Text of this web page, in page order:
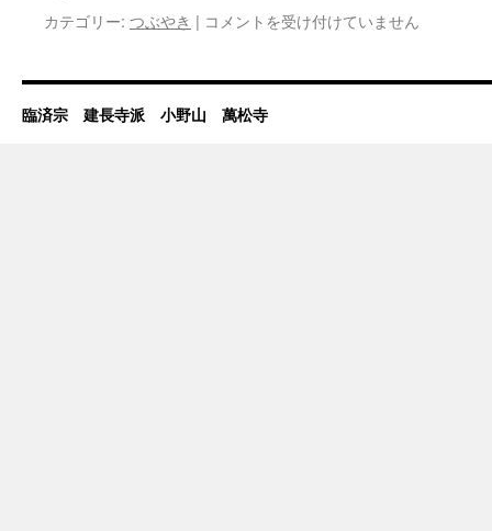
カテゴリー: つぶやき | 何
く
思
う
コメントを受け付けていません
臨済宗 建長寺派 小野山 萬松寺